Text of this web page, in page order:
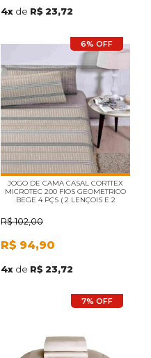
4x de R$ 23,72
6% OFF
JOGO DE CAMA CASAL CORTTEX
MICROTEC 200 FIOS GEOMETRICO
BEGE 4 PÇS ( 2 LENÇOIS E 2
R$ 102,00
R$ 94,90
4x de R$ 23,72
7% OFF